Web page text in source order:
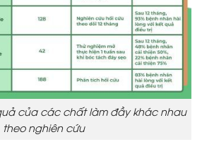
của các chất làm đầy khác nhau
theo nghiên cứu